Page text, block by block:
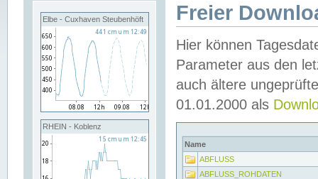
Elbe - Cuxhaven Steubenhöft
RHEIN - Koblenz
Freier
Hier können
Parameter aus den
auch ältere
01.01.2000 als
Name
ABFLUSS
ABFLUSS_ROHDATEN